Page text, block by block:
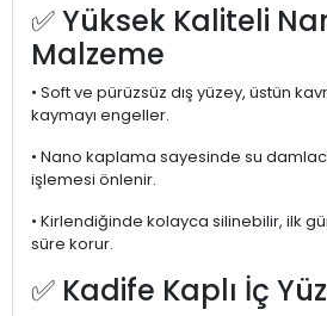
✅ Yüksek Kaliteli
Malzeme
• Soft ve pürüzsüz dış yüzey, üstün
kaymayı engeller.
• Nano kaplama sayesinde su
işlemesi önlenir.
• Kirlendiğinde kolayca silinebilir, ilk
süre korur.
✅ Kadife Kaplı İç